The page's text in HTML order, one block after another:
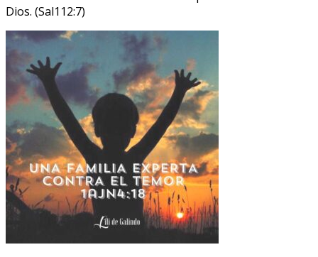
Dios. (Sal112:7)